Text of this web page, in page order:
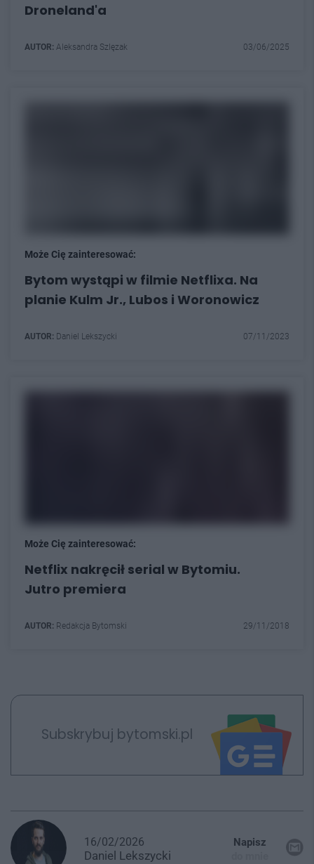
Droneland'a
AUTOR: Aleksandra Szlęzak 03/06/2025
Może Cię zainteresować:
Bytom wystąpi w filmie Netflixa. Na
planie Kulm Jr., Lubos i Woronowicz
AUTOR: Daniel Lekszycki 07/11/2023
Może Cię zainteresować:
Netflix nakręcił serial w Bytomiu.
Jutro premiera
AUTOR: Redakcja Bytomski 29/11/2018
Subskrybuj bytomski.pl
16/02/2026
Daniel Lekszycki
Napisz